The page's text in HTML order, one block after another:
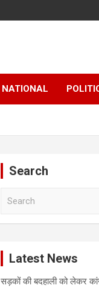
NATIONAL
Search
Latest News
सड़कों की बदहाली को लेकर